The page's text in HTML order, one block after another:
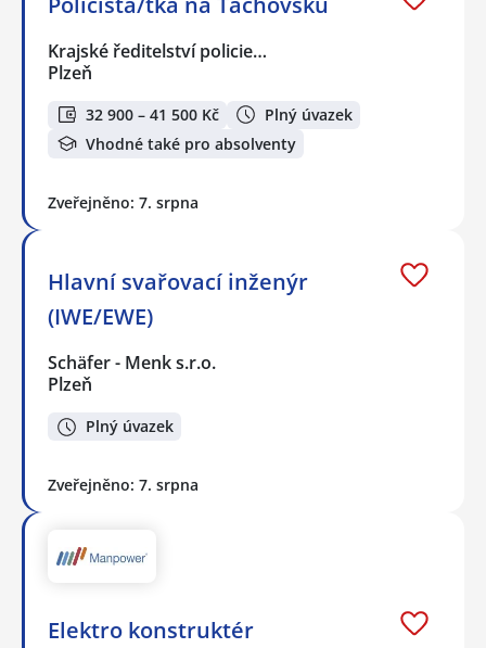
Krajské ředitelství policie…
Plzeň
32 900 – 41 500 Kč
Plný úvazek
Vhodné také pro absolventy
Zveřejněno: 7. srpna
Hlavní svařovací inženýr
(IWE/EWE)
Schäfer - Menk s.r.o.
Plzeň
Plný úvazek
Zveřejněno: 7. srpna
Elektro konstruktér